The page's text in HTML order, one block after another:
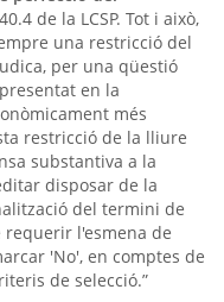
de la LCSP. Tot i això,
una restricció del
per una qüestió
en la
més
restricció de la lliure
substantiva a la
disposar de la
del termini de
requerir l'esmena de
'No', en comptes de
de selecció.”